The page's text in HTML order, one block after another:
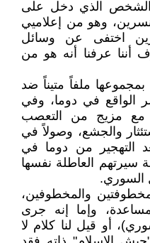
الشخص الذي دخل على
وهو من إعلاميي
اختفى عن وسائل
أننا عرفنا أنه هو من
ملفاً متيناً ضد
الواقع في دوما، وفي
مع مزيج من التعصب
والجشع، وصولاً في
بعد التهجير من دوما في
سيرتهم العاطلة نفسها
السوري.
والمخطوفين،
وإما إنه جرى
أو قيل لنا كلام لا